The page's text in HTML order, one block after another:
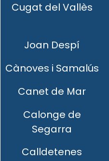
Cugat del Vallès
Joan Despí
Cànoves i Samalús
Canet de Mar
Calonge de
Segarra
Calldetenes